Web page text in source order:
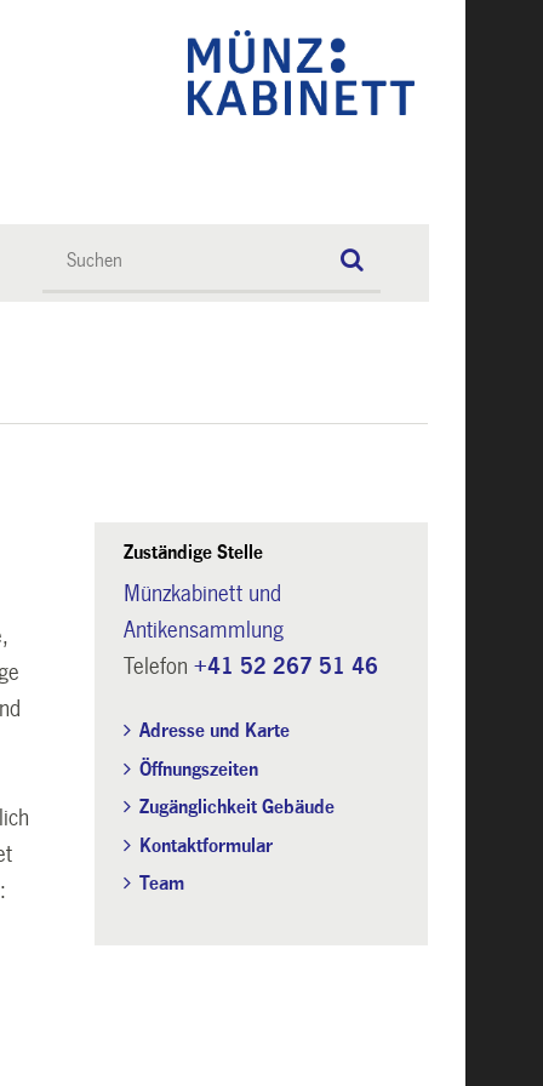
Zuständige Stelle
Münzkabinett und
Antikensammlung
Telefon +41 52 267 51 46
Adresse und Karte
Öffnungszeiten
Zugänglichkeit Gebäude
Kontaktformular
Team